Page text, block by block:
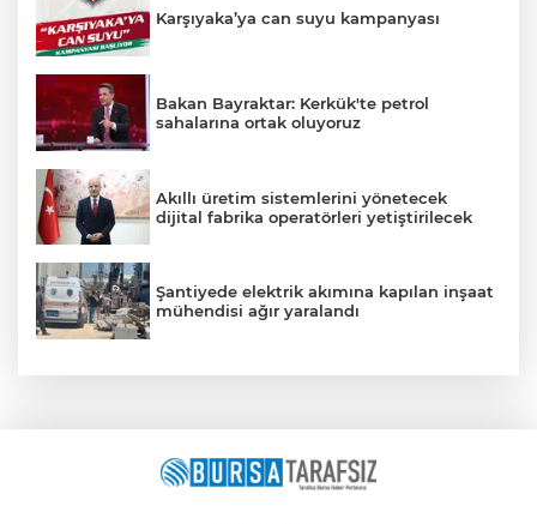
Karşıyaka’ya can suyu kampanyası
Bakan Bayraktar: Kerkük'te petrol
sahalarına ortak oluyoruz
Akıllı üretim sistemlerini yönetecek
dijital fabrika operatörleri yetiştirilecek
Şantiyede elektrik akımına kapılan inşaat
mühendisi ağır yaralandı